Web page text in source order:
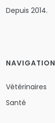
Depuis 2014.
NAVIGATION
Vétérinaires
Santé